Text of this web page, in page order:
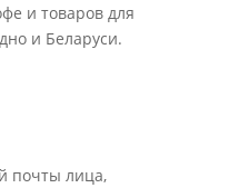
и товаров для
и Беларуси.
почты лица,